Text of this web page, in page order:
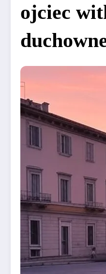
ojciec